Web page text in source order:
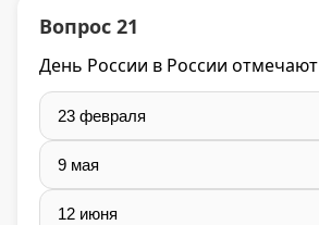
Вопрос 21
День России в России отмечают
23 февраля
9 мая
12 июня